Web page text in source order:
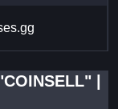
|